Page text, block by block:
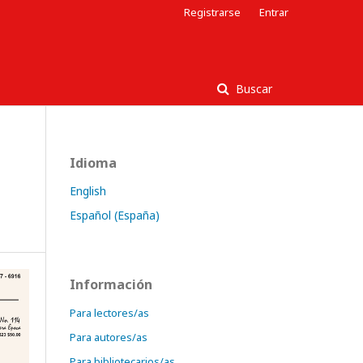
Buscar
Registrarse Entrar
Idioma
English
Español (España)
Información
Para lectores/as
Para autores/as